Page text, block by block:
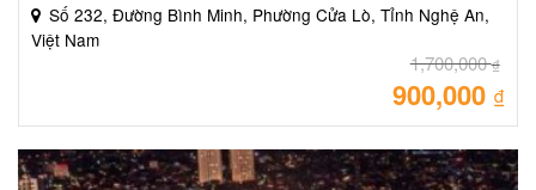
Số 232, Đường Bình Minh, Phường Cửa Lò, Tỉnh Nghệ An,
Việt Nam
1,700,000₫
gốc
900,000 ₫
Giá
tại
là: